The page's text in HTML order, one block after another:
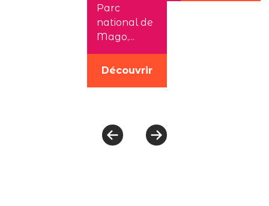
Parc
national de
Mago,...
Découvrir